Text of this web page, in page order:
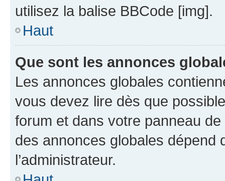
utilisez la balise BBCode [img].
Haut
Que sont les annonces
Les annonces globales
vous devez lire dès que
forum et dans votre panneau
des annonces globales dépend
l’administrateur.